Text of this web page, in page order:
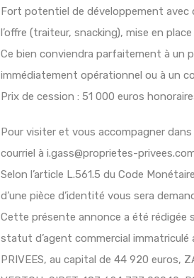
Fort potentiel de développement avec
l’offre (traiteur, snacking), mise en
Ce bien conviendra parfaitement à un
immédiatement opérationnel ou à un
Prix de cession : 51 000 euros
Pour visiter et vous accompagner
courriel à i.gass@proprietes-
Selon l’article L.561.5 du Code
d’une pièce d’identité vous sera
Cette présente annonce a été rédigée
statut d’agent commercial immatriculé
PRIVEES, au capital de 44 920 euros,